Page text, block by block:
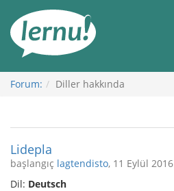
Görüntüleme
Forum: Diller hakkında
Lidepla
başlangıç lagtendisto, 11 Eylül 2016
Dil: Deutsch